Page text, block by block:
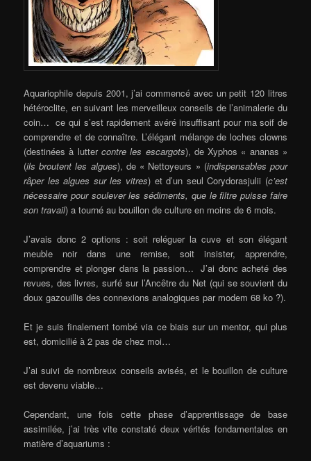
Aquariophile depuis 2001, j’ai commencé avec un petit 120 litres
hétéroclite, en suivant les merveilleux conseils de l’animalerie du
coin… ce qui s’est rapidement avéré insuffisant pour ma soif de
comprendre et de connaître. L’élégant mélange de loches clowns
(destinées à lutter contre les escargots), de Xyphos « ananas »
(ils broutent les algues), de « Nettoyeurs » (indispensables pour
râper les algues sur les vitres) et d’un seul Corydorasjulii (c’est
nécessaire pour soulever les sédiments, que le filtre puisse faire
son travail) a tourné au bouillon de culture en moins de 6 mois.
J’avais donc 2 options : soit reléguer la cuve et son élégant
meuble noir dans une remise, soit insister, apprendre,
comprendre et plonger dans la passion… J’ai donc acheté des
revues, des livres, surfé sur l’Ancêtre du Net (qui se souvient du
doux gazouillis des connexions analogiques par modem 68 ko ?).
Et je suis finalement tombé via ce biais sur un mentor, qui plus
est, domicilié à 2 pas de chez moi…
J’ai suivi de nombreux conseils avisés, et le bouillon de culture
est devenu viable…
Cependant, une fois cette phase d’apprentissage de base
assimilée, j’ai très vite constaté deux vérités fondamentales en
matière d’aquariums :